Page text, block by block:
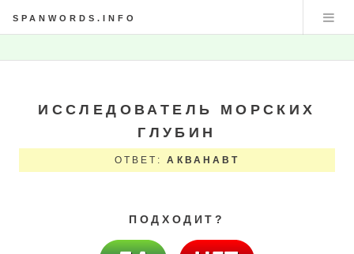
SPANWORDS.INFO
ИССЛЕДОВАТЕЛЬ МОРСКИХ
ГЛУБИН
ОТВЕТ:АКВАНАВТ
ПОДХОДИТ?